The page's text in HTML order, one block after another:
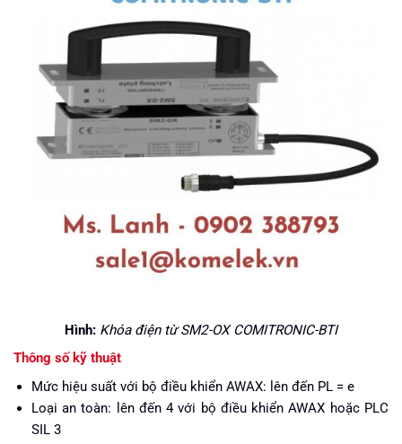
Hình: Khóa điện từ SM2-OX COMITRONIC-BTI
Thông số kỹ thuật
Mức hiệu suất với bộ điều khiển AWAX: lên đến PL = e
Loại an toàn: lên đến 4 với bộ điều khiển AWAX hoặc PLC
SIL 3